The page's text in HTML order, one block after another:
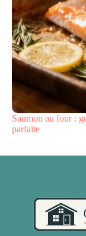
Saumon au four :
parfaite